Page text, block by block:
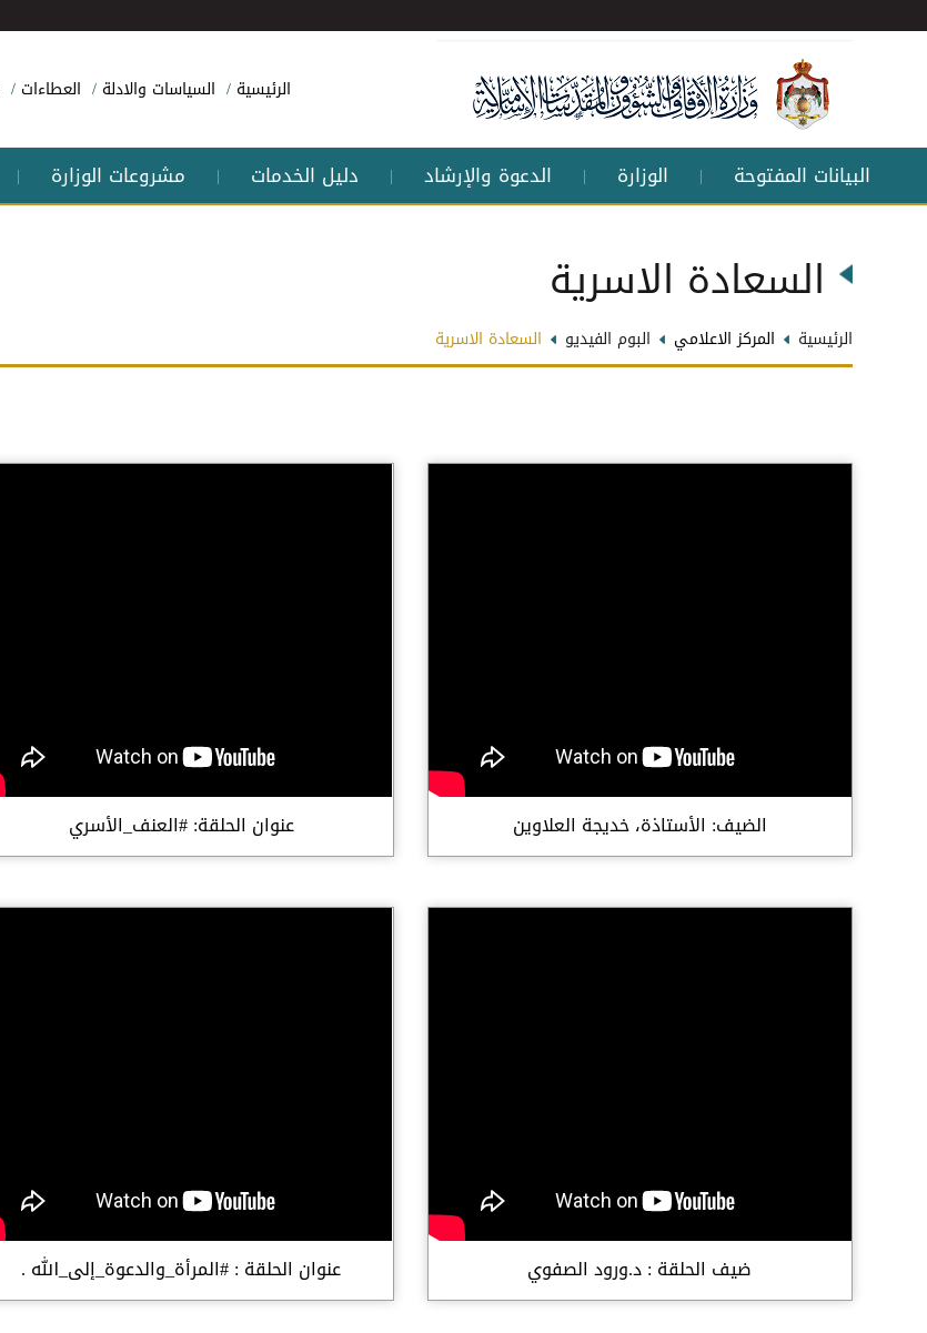
الرئيسية السياسات والادلة العطاءات
البيانات المفتوحة | الوزارة | الدعوة والإرشاد | دليل الخدمات | مشروعات الوزارة |
السعادة الاسرية
الرئيسية المركز الاعلامي البوم الفيديو السعادة الاسرية
الضيف: الأستاذة، خديجة العلاوين عنوان الحلقة: #العنف_الأسري
ضيف الحلقة : د.ورود الصفوي عنوان الحلقة : #المرأة_والدعوة_إلى_الله .